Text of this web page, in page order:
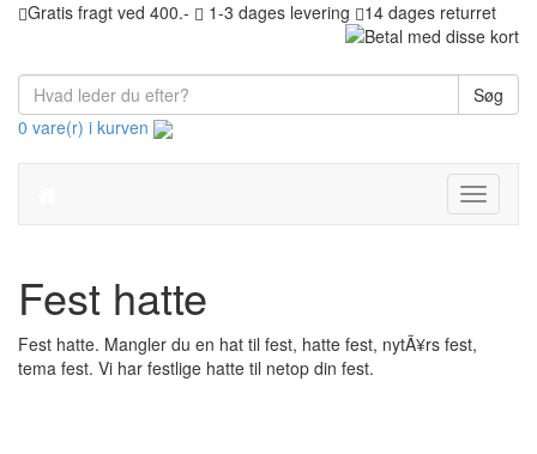
Gratis fragt ved 400.- 1-3 dages levering 14 dages returret
Søg
0 vare(r) i kurven
Toggle
Fest hatte
Fest hatte. Mangler du en hat til fest, hatte fest, nytÃ¥rs fest,
tema fest. Vi har festlige hatte til netop din fest.